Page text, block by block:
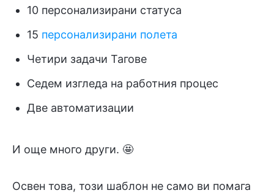
10 персонализирани статуса
15 персонализирани полета
Четири задачи Тагове
Седем изгледа на работния процес
Две автоматизации
И още много други. 🤩
Освен това, този шаблон не само ви помага